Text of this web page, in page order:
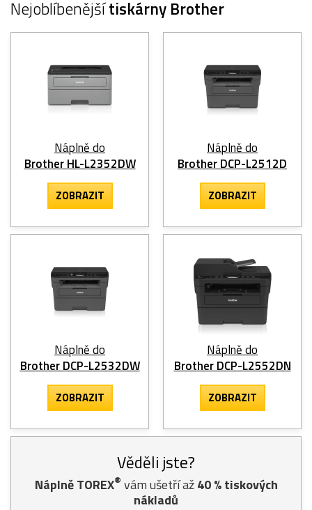
Nejoblíbenějšítiskárny Brother
Náplně do
Brother HL-L2352DW
ZOBRAZIT
Náplně do
Brother DCP-L2512D
ZOBRAZIT
Náplně do
Brother DCP-L2532DW
ZOBRAZIT
Náplně do
Brother DCP-L2552DN
ZOBRAZIT
Věděli jste?
Náplně TOREX® vám ušetří až40% tiskových
nákladů